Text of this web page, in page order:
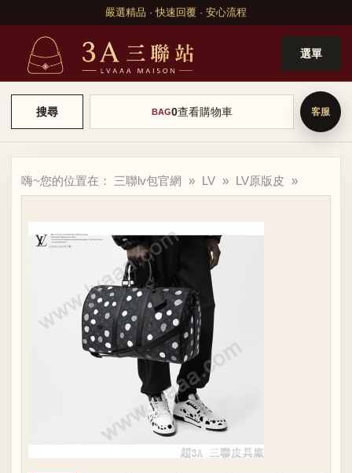
嚴選精品 · 快速回覆 · 安心流程
選單
搜尋 BAG0查看購物車
嗨~您的位置在： 三聯lv包官網 » LV » LV原版皮 »